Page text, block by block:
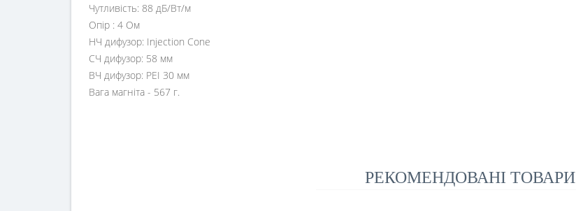
Чутливість: 88 дБ/Вт/м
Опір : 4 Ом
НЧ дифузор: Injection Cone
СЧ дифузор: 58 мм
ВЧ дифузор: PEI 30 мм
Вага магніта - 567 г.
РЕКОМЕНДОВАНІ ТОВАРИ